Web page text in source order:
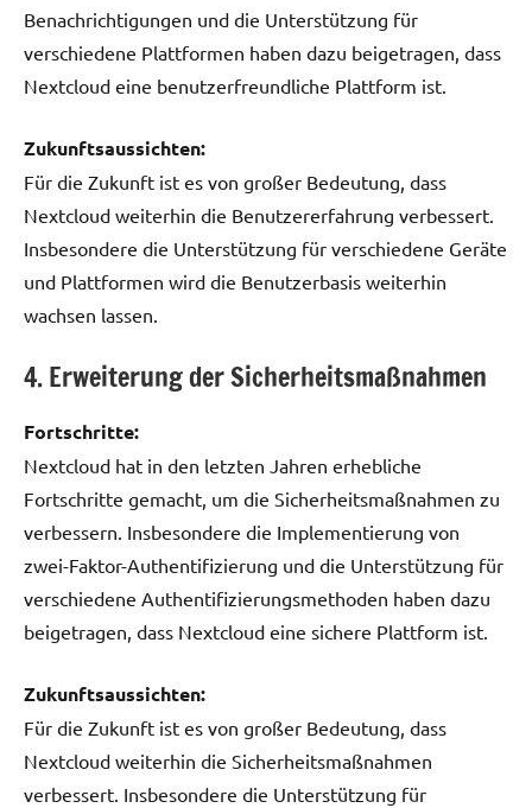
Benachrichtigungen und die Unterstützung für
verschiedene Plattformen haben dazu beigetragen, dass
Nextcloud eine benutzerfreundliche Plattform ist.
Zukunftsaussichten:
Für die Zukunft ist es von großer Bedeutung, dass
Nextcloud weiterhin die Benutzererfahrung verbessert.
Insbesondere die Unterstützung für verschiedene Geräte
und Plattformen wird die Benutzerbasis weiterhin
wachsen lassen.
4. Erweiterung der Sicherheitsmaßnahmen
Fortschritte:
Nextcloud hat in den letzten Jahren erhebliche
Fortschritte gemacht, um die Sicherheitsmaßnahmen zu
verbessern. Insbesondere die Implementierung von
zwei-Faktor-Authentifizierung und die Unterstützung für
verschiedene Authentifizierungsmethoden haben dazu
beigetragen, dass Nextcloud eine sichere Plattform ist.
Zukunftsaussichten:
Für die Zukunft ist es von großer Bedeutung, dass
Nextcloud weiterhin die Sicherheitsmaßnahmen
verbessert. Insbesondere die Unterstützung für